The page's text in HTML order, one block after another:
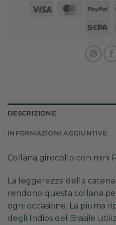
Visa
DESCRIZIONE
INFORMAZIONI AGGIUNTIVE
Collana girocollo con mini
La leggerezza della
rendono questa collana
ogni occasione. La piuma
degli Indios del Brasile